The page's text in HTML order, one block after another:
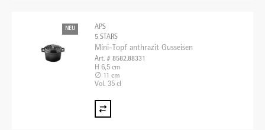
NEU
APS
5 STARS
Mini-Topf anthrazit Gusseisen
Art. # 8582.88331
H 6,5 cm
∅ 11 cm
Vol. 35 cl